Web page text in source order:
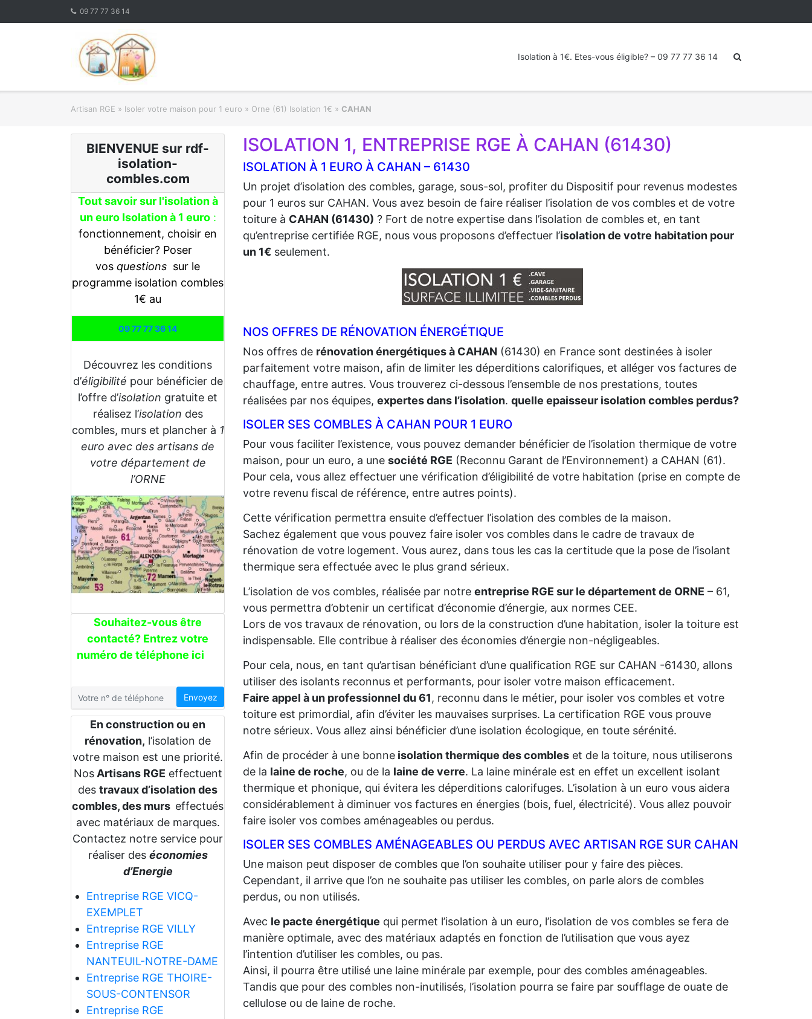
09 77 77 36 14
Isolation à 1€. Etes-vous éligible? – 09 77 77 36 14
Artisan RGE » Isoler votre maison pour 1 euro » Orne (61) Isolation 1€ » CAHAN
BIENVENUE sur rdf-
isolation-
combles.com
Tout savoir sur l'isolation à
un euro Isolation à 1 euro:
fonctionnement, choisir en
bénéficier? Poser
vos questions sur le
programme isolation combles
1€ au
09 77 77 36 14
Découvrez les conditions
d’éligibilité pour bénéficier de
l’offre d’isolation gratuite et
réalisez l’isolation des
combles, murs et plancher à 1
euro avec des artisans de
votre département de
l’ORNE
Souhaitez-vous être
contacté? Entrez votre
numéro de téléphone ici
Envoyez
En construction ou en
rénovation, l’isolation de
votre maison est une priorité.
NosArtisans RGE effectuent
des travaux d’isolation des
combles, des murs effectués
avec matériaux de marques.
Contactez notre service pour
réaliser des économies
d’Energie
Entreprise RGE VICQ-
EXEMPLET
Entreprise RGE VILLY
Entreprise RGE
NANTEUIL-NOTRE-DAME
Entreprise RGE THOIRE-
SOUS-CONTENSOR
Entreprise RGE
ISOLATION 1, ENTREPRISE RGE À CAHAN (61430)
ISOLATION À 1 EURO À CAHAN – 61430
Un projet d’isolation des combles, garage, sous-sol, profiter du Dispositif pour revenus modestes
pour 1 euros sur CAHAN. Vous avez besoin de faire réaliser l’isolation de vos combles et de votre
toiture à CAHAN (61430) ? Fort de notre expertise dans l’isolation de combles et, en tant
qu’entreprise certifiée RGE, nous vous proposons d’effectuer l’isolation de votre habitation pour
un 1€ seulement.
NOS OFFRES DE RÉNOVATION ÉNERGÉTIQUE
Nos offres de rénovation énergétiques à CAHAN (61430) en France sont destinées à isoler
parfaitement votre maison, afin de limiter les déperditions calorifiques, et alléger vos factures de
chauffage, entre autres. Vous trouverez ci-dessous l’ensemble de nos prestations, toutes
réalisées par nos équipes, expertes dans l’isolation. quelle epaisseur isolation combles perdus?
ISOLER SES COMBLES À CAHAN POUR 1 EURO
Pour vous faciliter l’existence, vous pouvez demander bénéficier de l’isolation thermique de votre
maison, pour un euro, a une société RGE (Reconnu Garant de l’Environnement) a CAHAN (61).
Pour cela, vous allez effectuer une vérification d’éligibilité de votre habitation (prise en compte de
votre revenu fiscal de référence, entre autres points).
Cette vérification permettra ensuite d’effectuer l’isolation des combles de la maison.
Sachez également que vous pouvez faire isoler vos combles dans le cadre de travaux de
rénovation de votre logement. Vous aurez, dans tous les cas la certitude que la pose de l’isolant
thermique sera effectuée avec le plus grand sérieux.
L’isolation de vos combles, réalisée par notre entreprise RGE sur le département de ORNE – 61,
vous permettra d’obtenir un certificat d’économie d’énergie, aux normes CEE.
Lors de vos travaux de rénovation, ou lors de la construction d’une habitation, isoler la toiture est
indispensable. Elle contribue à réaliser des économies d’énergie non-négligeables.
Pour cela, nous, en tant qu’artisan bénéficiant d’une qualification RGE sur CAHAN -61430, allons
utiliser des isolants reconnus et performants, pour isoler votre maison efficacement.
Faire appel à un professionnel du 61, reconnu dans le métier, pour isoler vos combles et votre
toiture est primordial, afin d’éviter les mauvaises surprises. La certification RGE vous prouve
notre sérieux. Vous allez ainsi bénéficier d’une isolation écologique, en toute sérénité.
Afin de procéder à une bonne isolation thermique des combles et de la toiture, nous utiliserons
de la laine de roche, ou de la laine de verre. La laine minérale est en effet un excellent isolant
thermique et phonique, qui évitera les déperditions calorifuges. L’isolation à un euro vous aidera
considérablement à diminuer vos factures en énergies (bois, fuel, électricité). Vous allez pouvoir
faire isoler vos combes aménageables ou perdus.
ISOLER SES COMBLES AMÉNAGEABLES OU PERDUS AVEC ARTISAN RGE SUR CAHAN
Une maison peut disposer de combles que l’on souhaite utiliser pour y faire des pièces.
Cependant, il arrive que l’on ne souhaite pas utiliser les combles, on parle alors de combles
perdus, ou non utilisés.
Avec le pacte énergétique qui permet l’isolation à un euro, l’isolation de vos combles se fera de
manière optimale, avec des matériaux adaptés en fonction de l’utilisation que vous ayez
l’intention d’utiliser les combles, ou pas.
Ainsi, il pourra être utilisé une laine minérale par exemple, pour des combles aménageables.
Tandis que pour des combles non-inutilisés, l’isolation pourra se faire par soufflage de ouate de
cellulose ou de laine de roche.